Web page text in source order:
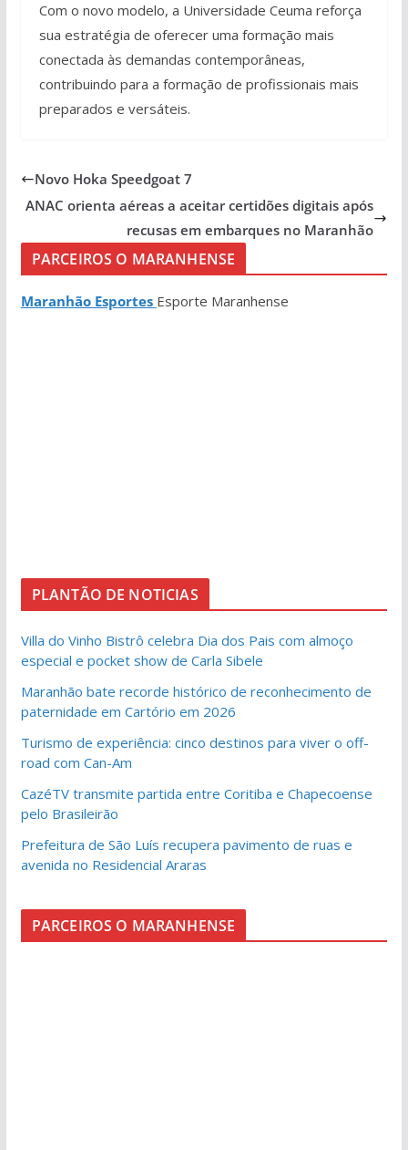
Com o novo modelo, a Universidade Ceuma reforça
sua estratégia de oferecer uma formação mais
conectada às demandas contemporâneas,
contribuindo para a formação de profissionais mais
preparados e versáteis.
Novo Hoka Speedgoat 7
ANAC orienta aéreas a aceitar certidões digitais após
recusas em embarques no Maranhão
PARCEIROS O MARANHENSE
Maranhão Esportes Esporte Maranhense
PLANTÃO DE NOTICIAS
Villa do Vinho Bistrô celebra Dia dos Pais com almoço
especial e pocket show de Carla Sibele
Maranhão bate recorde histórico de reconhecimento de
paternidade em Cartório em 2026
Turismo de experiência: cinco destinos para viver o off-
road com Can-Am
CazéTV transmite partida entre Coritiba e Chapecoense
pelo Brasileirão
Prefeitura de São Luís recupera pavimento de ruas e
avenida no Residencial Araras
PARCEIROS O MARANHENSE